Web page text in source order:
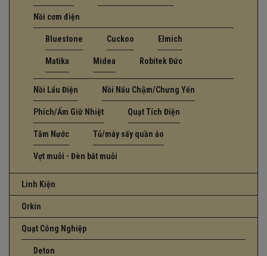
Nồi cơm điện
Bluestone Cuckoo Elmich
Matika Midea Robitek Đức
Nồi Lẩu Điện Nồi Nấu Chậm/Chưng Yến
Phích/Ấm Giữ Nhiệt Quạt Tích Điện
Tăm Nước Tủ/máy sấy quần áo
Vợt muỗi - Đèn bắt muỗi
Linh Kiện
Orkin
Quạt Công Nghiệp
Deton